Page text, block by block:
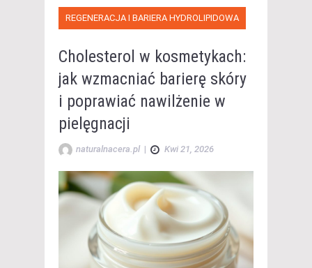
REGENERACJA I BARIERA HYDROLIPIDOWA
Cholesterol w kosmetykach:
jak wzmacniać barierę skóry
i poprawiać nawilżenie w
pielęgnacji
naturalnacera.pl | Kwi 21, 2026